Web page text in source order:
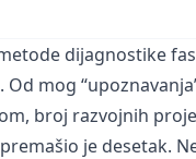
dijagnostike
mog
broj razvojnih
je desetak.